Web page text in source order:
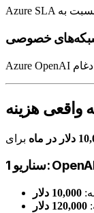
خصوصی
واقعی هزینه
در ماه
10,000 دلار
120,000 دلار